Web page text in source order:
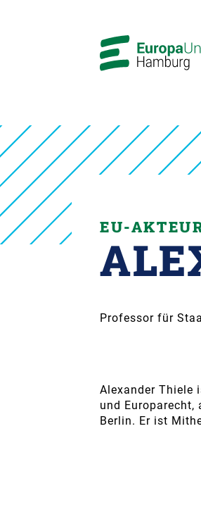
EU-
Professor für
Alexander Thiele
und Europarecht,
Berlin. Er ist